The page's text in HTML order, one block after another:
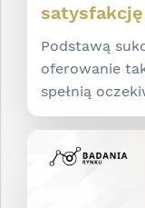
Podstawą
oferowanie
spełnią